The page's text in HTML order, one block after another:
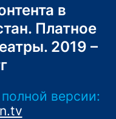
в
Платное
2019 –
версии: